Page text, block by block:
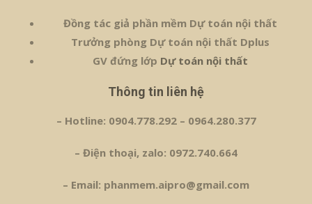
Đồng tác giả phần mềm Dự toán nội thất
Trưởng phòng Dự toán nội thất Dplus
GV đứng lớp Dự toán nội thất
Thông tin liên hệ
– Hotline: 0904.778.292 – 0964.280.377
– Điện thoại, zalo: 0972.740.664
– Email: phanmem.aipro@gmail.com